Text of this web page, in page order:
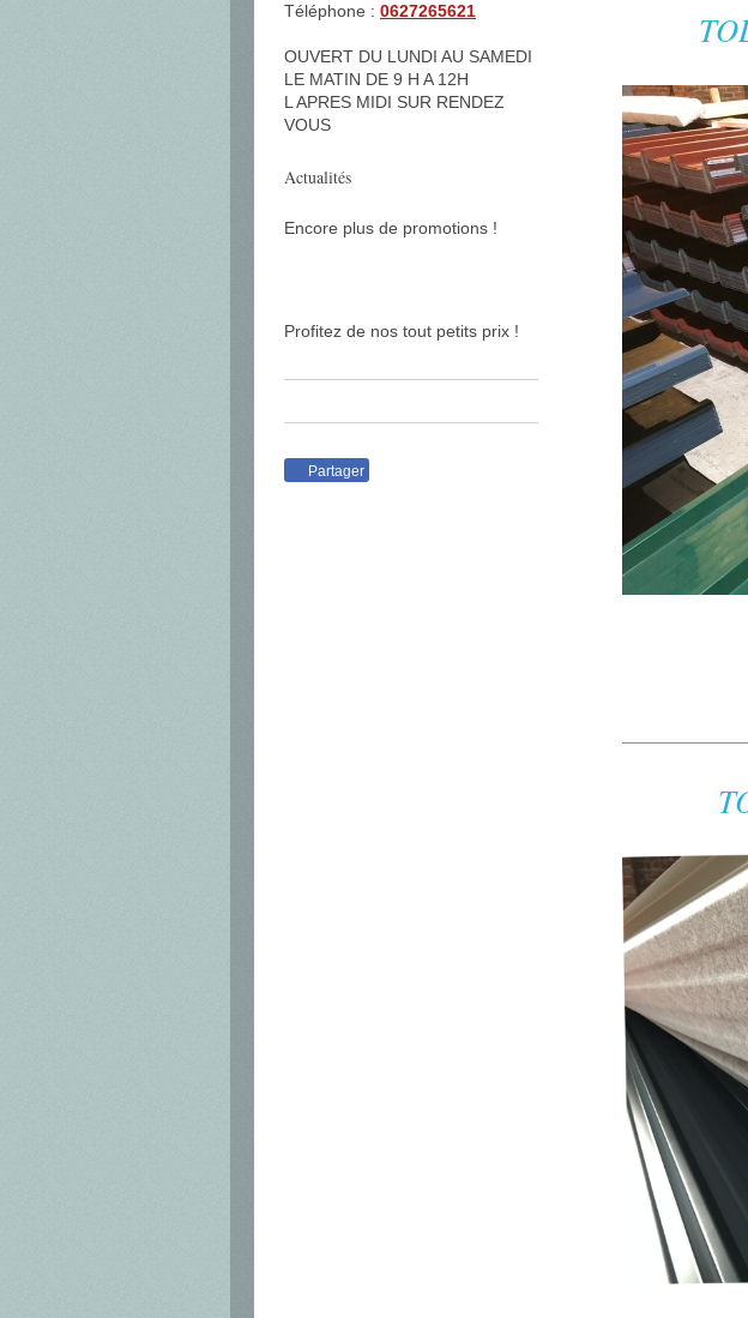
Téléphone : 0627265621
OUVERT DU LUNDI AU SAMEDI
LE MATIN DE 9 H A 12H
L APRES MIDI SUR RENDEZ
VOUS
Actualités
Encore plus de promotions !
Profitez de nos tout petits prix !
Partager